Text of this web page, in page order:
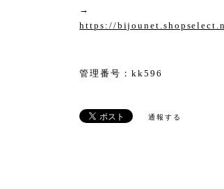
→
https://
管理番号：kk596
通報する